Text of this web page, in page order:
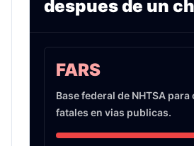
despues de un
FARS
Base federal de NHTSA
fatales en vias publicas.